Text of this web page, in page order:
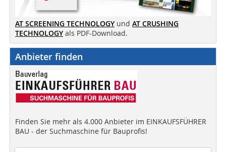
AT SCREENING TECHNOLOGY und AT CRUSHING
TECHNOLOGY als PDF-Download.
Anbieter finden
Finden Sie mehr als 4.000 Anbieter im EINKAUFSFÜHRER
BAU - der Suchmaschine für Bauprofis!